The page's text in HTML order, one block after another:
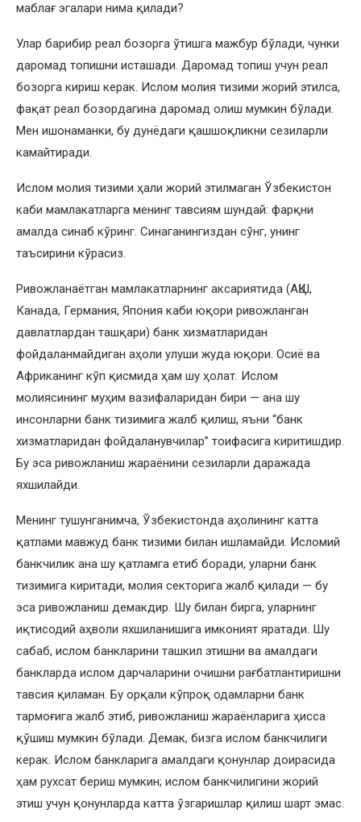
маблағ эгалари нима қилади?
Улар барибир реал бозорга ўтишга мажбур бўлади, чунки
даромад топишни исташади. Даромад топиш учун реал
бозорга кириш керак. Ислом молия тизими жорий этилса,
фақат реал бозордагина даромад олиш мумкин бўлади.
Мен ишонаманки, бу дунёдаги қашшоқликни сезиларли
камайтиради.
Ислом молия тизими ҳали жорий этилмаган Ўзбекистон
каби мамлакатларга менинг тавсиям шундай: фарқни
амалда синаб кўринг. Синаганингиздан сўнг, унинг
таъсирини кўрасиз.
Ривожланаётган мамлакатларнинг аксариятида (АҚШ,
Канада, Германия, Япония каби юқори ривожланган
давлатлардан ташқари) банк хизматларидан
фойдаланмайдиган аҳоли улуши жуда юқори. Осиё ва
Африканинг кўп қисмида ҳам шу ҳолат. Ислом
молиясининг муҳим вазифаларидан бири — ана шу
инсонларни банк тизимига жалб қилиш, яъни “банк
хизматларидан фойдаланувчилар” тоифасига киритишдир.
Бу эса ривожланиш жараёнини сезиларли даражада
яхшилайди.
Менинг тушунганимча, Ўзбекистонда аҳолининг катта
қатлами мавжуд банк тизими билан ишламайди. Исломий
банкчилик ана шу қатламга етиб боради, уларни банк
тизимига киритади, молия секторига жалб қилади — бу
эса ривожланиш демакдир. Шу билан бирга, уларнинг
иқтисодий аҳволи яхшиланишига имконият яратади. Шу
сабаб, ислом банкларини ташкил этишни ва амалдаги
банкларда ислом дарчаларини очишни рағбатлантиришни
тавсия қиламан. Бу орқали кўпроқ одамларни банк
тармоғига жалб этиб, ривожланиш жараёнларига ҳисса
қўшиш мумкин бўлади. Демак, бизга ислом банкчилиги
керак. Ислом банкларига амалдаги қонунлар доирасида
ҳам рухсат бериш мумкин; ислом банкчилигини жорий
этиш учун қонунларда катта ўзгаришлар қилиш шарт эмас.